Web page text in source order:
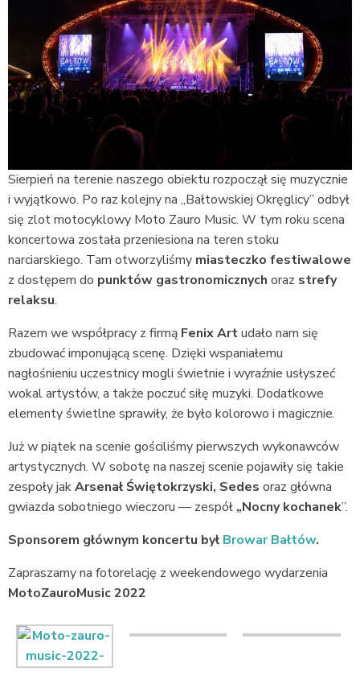
Sierpień na terenie naszego obiektu rozpoczął się muzycznie
i wyjątkowo. Po raz kolejny na „Bałtowskiej Okręglicy” odbył
się zlot motocyklowy Moto Zauro Music. W tym roku scena
koncertowa została przeniesiona na teren stoku
narciarskiego. Tam otworzyliśmy miasteczko festiwalowe
z dostępem do punktów gastronomicznych oraz strefy
relaksu.
Razem we współpracy z firmą Fenix Artudało nam się
zbudować imponującą scenę. Dzięki wspaniałemu
nagłośnieniu uczestnicy mogli świetnie i wyraźnie usłyszeć
wokal artystów, a także poczuć siłę muzyki. Dodatkowe
elementy świetlne sprawiły, że było kolorowo i magicznie.
Już w piątek na scenie gościliśmy pierwszych wykonawców
artystycznych. W sobotę na naszej scenie pojawiły się takie
zespoły jakArsenał Świętokrzyski, Sedes oraz główna
gwiazda sobotniego wieczoru — zespół „Nocny kochanek”.
Sponsorem głównym koncertu był Browar Bałtów.
Zapraszamy na fotorelację z weekendowego wydarzenia
MotoZauroMusic 2022